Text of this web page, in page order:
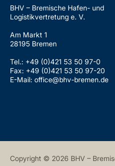
BHV – Bremische Hafen- und
Logistikvertretung e. V.
Am Markt 1
28195 Bremen
Tel.: +49 (0)421 53 50 97-0
Fax: +49 (0)421 53 50 97-20
E-Mail: office@bhv-bremen.de
Copyright © 2026 BHV –